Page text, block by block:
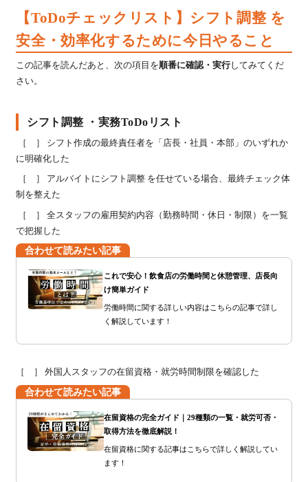
【ToDoチェックリスト】シフト調整 を
安全・効率化するために今日やること
この記事を読んだあと、次の項目を順番に確認・実行してみてくだ
さい。
シフト調整 ・実務ToDoリスト
［ ］ シフト作成の最終責任者を「店長・社員・本部」のいずれか
に明確化した
［ ］ アルバイトにシフト調整 を任せている場合、最終チェック体
制を整えた
［ ］ 全スタッフの雇用契約内容（勤務時間・休日・制限）を一覧
で把握した
合わせて読みたい記事
これで安心！飲食店の労働時間と休憩管理、店長向
け簡単ガイド
労働時間に関する詳しい内容はこちらの記事で詳し
く解説しています！
［ ］ 外国人スタッフの在留資格・就労時間制限を確認した
合わせて読みたい記事
在留資格の完全ガイド｜29種類の一覧・就労可否・
取得方法を徹底解説！
在留資格に関する記事はこちらで詳しく解説してい
ます！